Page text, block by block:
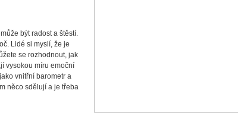
být radost a štěstí.
Lidé si myslí, že je
se rozhodnout, jak
vysokou míru emoční
vnitřní barometr a
něco sdělují a je třeba